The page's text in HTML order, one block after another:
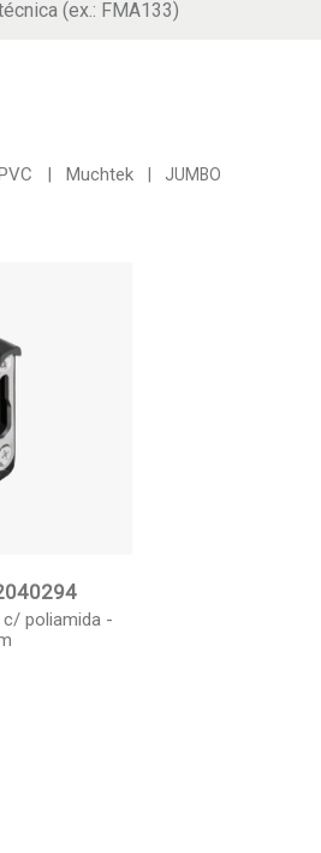
Muchtek JUMBO
poliamida -